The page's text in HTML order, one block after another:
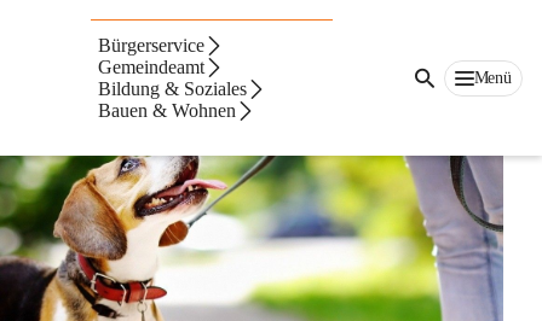
Bürgerservice
Gemeindeamt
Bildung & Soziales
Bauen & Wohnen
Menü
Hundehaltung